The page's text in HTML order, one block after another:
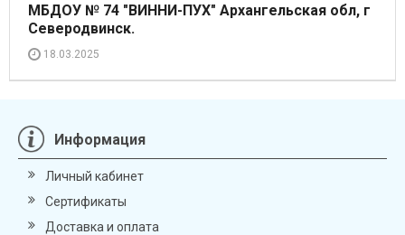
МБДОУ № 74 "ВИННИ-ПУХ" Архангельская обл, г
Северодвинск.
18.03.2025
Информация
Личный кабинет
Сертификаты
Доставка и оплата